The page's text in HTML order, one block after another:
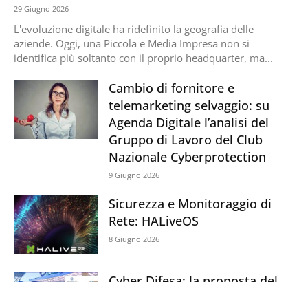
29 Giugno 2026
L'evoluzione digitale ha ridefinito la geografia delle
aziende. Oggi, una Piccola e Media Impresa non si
identifica più soltanto con il proprio headquarter, ma...
Cambio di fornitore e
telemarketing selvaggio: su
Agenda Digitale l’analisi del
Gruppo di Lavoro del Club
Nazionale Cyberprotection
9 Giugno 2026
Sicurezza e Monitoraggio di
Rete: HALiveOS
8 Giugno 2026